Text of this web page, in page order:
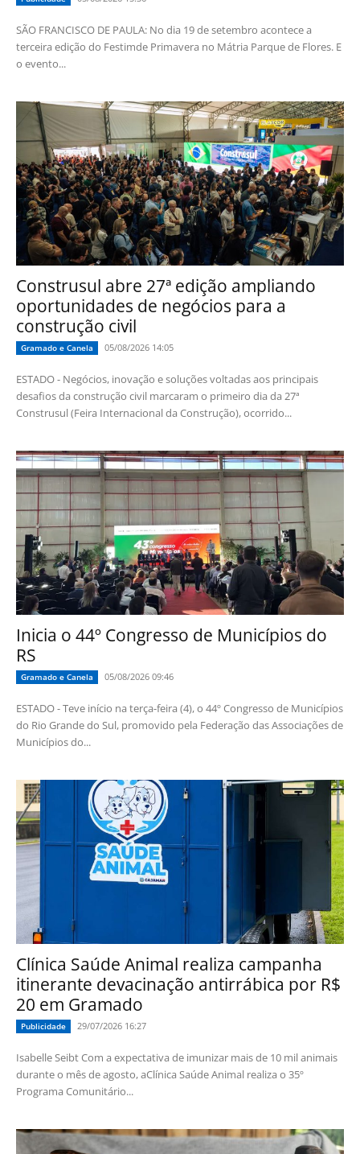
SÃO FRANCISCO DE PAULA: No dia 19 de setembro acontece a
terceira edição do Festimde Primavera no Mátria Parque de Flores. E
o evento...
Construsul abre 27ª edição ampliando
oportunidades de negócios para a
construção civil
Gramado e Canela 05/08/2026 14:05
ESTADO - Negócios, inovação e soluções voltadas aos principais
desafios da construção civil marcaram o primeiro dia da 27ª
Construsul (Feira Internacional da Construção), ocorrido...
Inicia o 44º Congresso de Municípios do
RS
Gramado e Canela 05/08/2026 09:46
ESTADO - Teve início na terça-feira (4), o 44º Congresso de Municípios
do Rio Grande do Sul, promovido pela Federação das Associações de
Municípios do...
Clínica Saúde Animal realiza campanha
itinerante devacinação antirrábica por R$
20 em Gramado
Publicidade 29/07/2026 16:27
Isabelle Seibt Com a expectativa de imunizar mais de 10 mil animais
durante o mês de agosto, aClínica Saúde Animal realiza o 35º
Programa Comunitário...